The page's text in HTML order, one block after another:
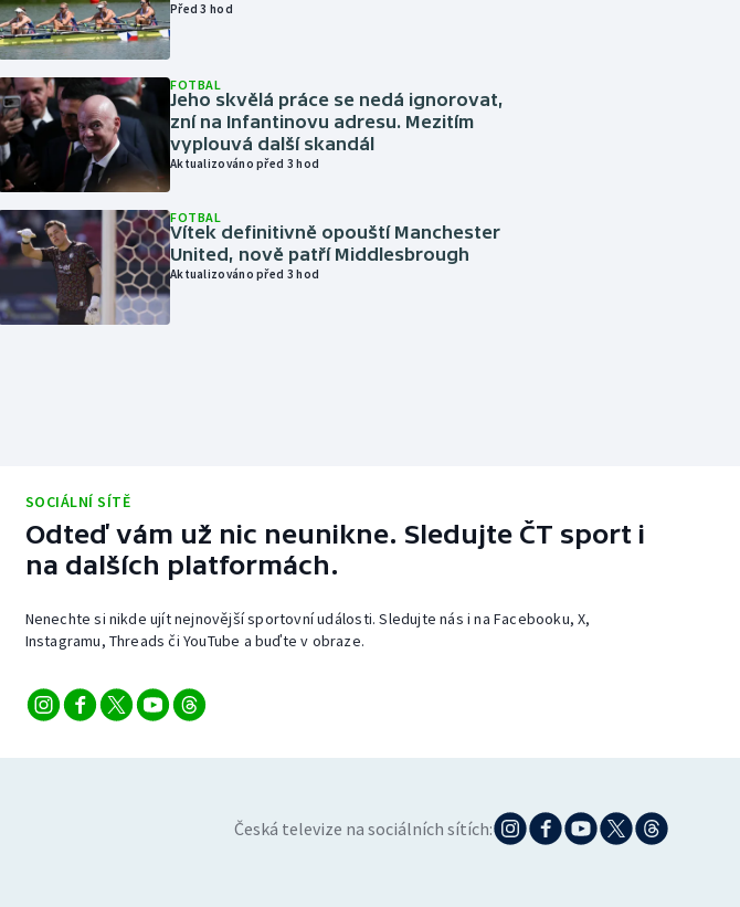
Před 3 hod
FOTBAL
Jeho skvělá práce se nedá ignorovat,
zní na Infantinovu adresu. Mezitím
vyplouvá další skandál
Aktualizováno před 3 hod
FOTBAL
Vítek definitivně opouští Manchester
United, nově patří Middlesbrough
Aktualizováno před 3 hod
SOCIÁLNÍ SÍTĚ
Odteď vám už nic neunikne. Sledujte ČT sport i
na dalších platformách.
Nenechte si nikde ujít nejnovější sportovní události. Sledujte nás i na Facebooku, X,
Instagramu, Threads či YouTube a buďte v obraze.
Česká televize na sociálních sítích: